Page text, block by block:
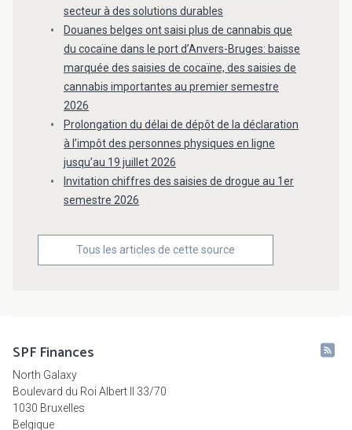
secteur à des solutions durables
Douanes belges ont saisi plus de cannabis que
du cocaïne dans le port d’Anvers-Bruges: baisse
marquée des saisies de cocaïne, des saisies de
cannabis importantes au premier semestre
2026
Prolongation du délai de dépôt de la déclaration
à l’impôt des personnes physiques en ligne
jusqu’au 19 juillet 2026
Invitation chiffres des saisies de drogue au 1er
semestre 2026
Tous les articles de cette source
SPF Finances
North Galaxy
Boulevard du Roi Albert II 33/70
1030 Bruxelles
Belgique